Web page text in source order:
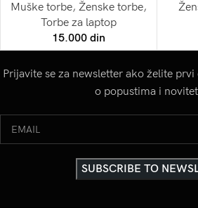
Muške torbe, Ženske torbe,
Torbe za laptop
15.000 din
Prijavite se za newsletter ako želite
o popustima i